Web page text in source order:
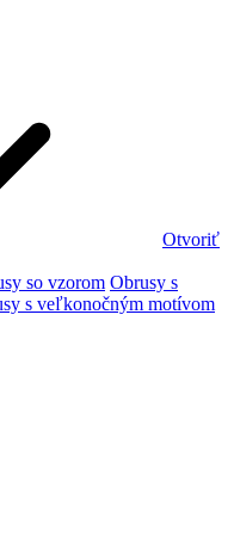
Otvoriť
so vzorom Obrusy s
s veľkonočným motívom